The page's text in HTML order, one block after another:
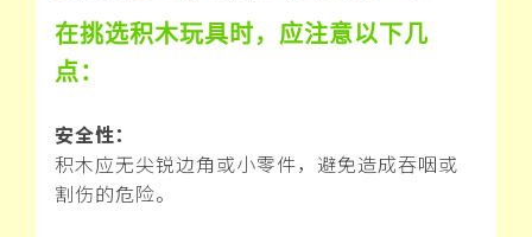
在挑选积木玩具时，应注意以下几
点：
安全性：
积木应无尖锐边角或小零件，避免造成吞咽或
割伤的危险。